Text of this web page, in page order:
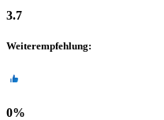
3.7
Weiterempfehlung:
0%